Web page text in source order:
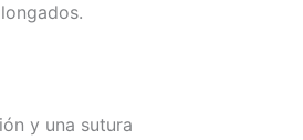
y una sutura